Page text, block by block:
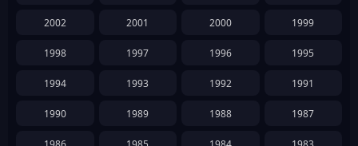
2002 2001 2000 1999
1998 1997 1996 1995
1994 1993 1992 1991
1990 1989 1988 1987